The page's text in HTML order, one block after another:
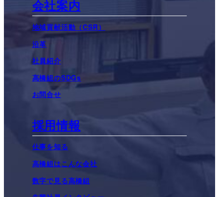
会社案内
地域貢献活動（CSR）
沿革
社員紹介
高橋組のSDGs
お問合せ
採用情報
仕事を知る
高橋組はこんな会社
数字で見る高橋組